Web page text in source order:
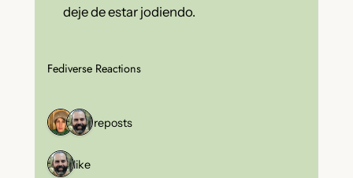
deje de estar jodiendo.
Fediverse Reactions
2 reposts
1 like